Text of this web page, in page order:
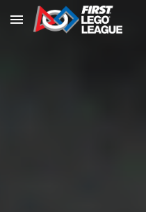
Skip to main content